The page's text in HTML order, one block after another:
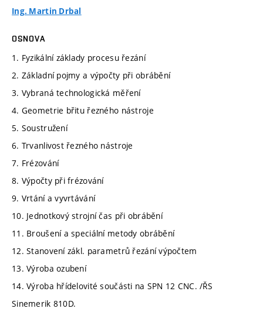
Ing. Martin Drbal
OSNOVA
1. Fyzikální základy procesu řezání
2. Základní pojmy a výpočty při obrábění
3. Vybraná technologická měření
4. Geometrie břitu řezného nástroje
5. Soustružení
6. Trvanlivost řezného nástroje
7. Frézování
8. Výpočty při frézování
9. Vrtání a vyvrtávání
10. Jednotkový strojní čas při obrábění
11. Broušení a speciální metody obrábění
12. Stanovení zákl. parametrů řezání výpočtem
13. Výroba ozubení
14. Výroba hřídelovité součásti na SPN 12 CNC. /ŘS
Sinemerik 810D.